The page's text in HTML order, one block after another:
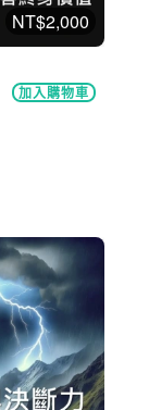
NT$2,000
加入購物車